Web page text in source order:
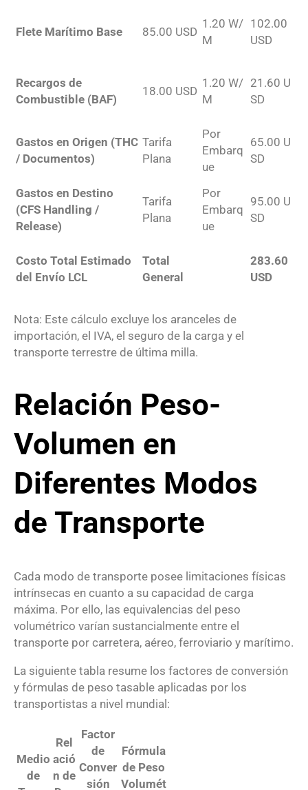
Flete Marítimo Base 85.00 USD
1.20 W/
M
102.00
USD
Recargos de
Combustible (BAF)
18.00 USD
1.20 W/
M
21.60 U
SD
Gastos en Origen (THC
/ Documentos)
Tarifa
Plana
Por
Embarq
ue
65.00 U
SD
Gastos en Destino
(CFS Handling /
Release)
Tarifa
Plana
Por
Embarq
ue
95.00 U
SD
Costo Total Estimado
del Envío LCL
Total
General
283.60
USD
Nota: Este cálculo excluye los aranceles de
importación, el IVA, el seguro de la carga y el
transporte terrestre de última milla.
Relación Peso-
Volumen en
Diferentes Modos
de Transporte
Cada modo de transporte posee limitaciones físicas
intrínsecas en cuanto a su capacidad de carga
máxima. Por ello, las equivalencias del peso
volumétrico varían sustancialmente entre el
transporte por carretera, aéreo, ferroviario y marítimo.
La siguiente tabla resume los factores de conversión
y fórmulas de peso tasable aplicadas por los
transportistas a nivel mundial:
Medio
de
Rel
ació
n de
Factor
de
Conver
sión
Fórmula
de Peso
Volumét